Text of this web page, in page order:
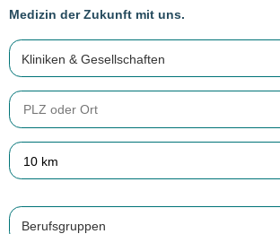
Medizin der Zukunft mit uns.
Kliniken & Gesellschaften
10 km
Berufsgruppen